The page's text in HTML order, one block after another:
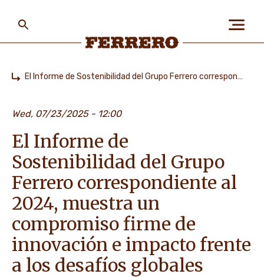
PEOPLE & PLANET
OUR BRANDS
CAREERS
main
content
El Informe de Sostenibilidad del Grupo Ferrero correspondiente al 2024, muestra un compromiso firme de innovación e impacto frente a los desafíos globales
Wed, 07/23/2025 - 12:00
El Informe de
Sostenibilidad del Grupo
Ferrero correspondiente al
2024, muestra un
compromiso firme de
innovación e impacto frente
a los desafíos globales